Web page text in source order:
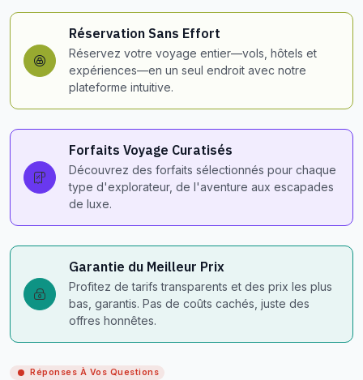
Réservation Sans Effort
Réservez votre voyage entier—vols, hôtels et
expériences—en un seul endroit avec notre
plateforme intuitive.
Forfaits Voyage Curatisés
Découvrez des forfaits sélectionnés pour chaque
type d'explorateur, de l'aventure aux escapades
de luxe.
Garantie du Meilleur Prix
Profitez de tarifs transparents et des prix les plus
bas, garantis. Pas de coûts cachés, juste des
offres honnêtes.
Réponses À Vos Questions